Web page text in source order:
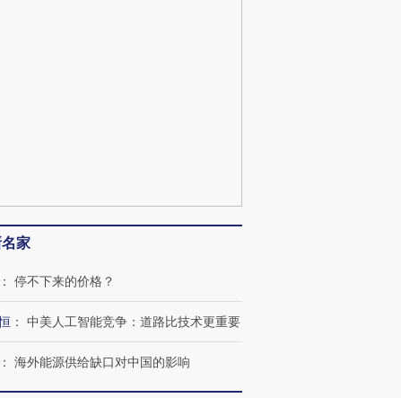
家
： 停不下来的价格？
： 中美人工智能竞争：道路比技术更重要
： 海外能源供给缺口对中国的影响